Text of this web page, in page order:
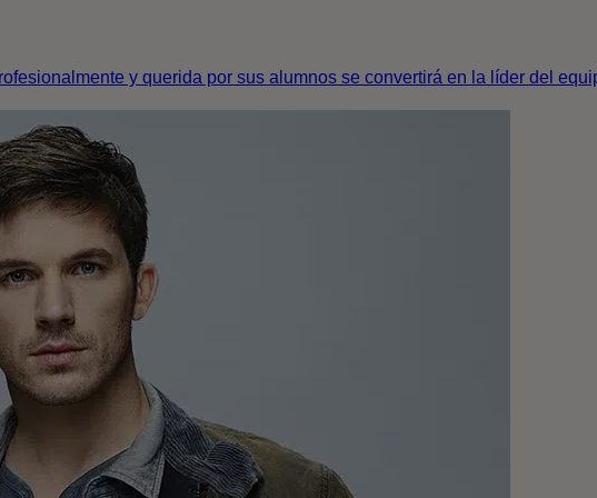
y querida por sus alumnos se convertirá en la líder del